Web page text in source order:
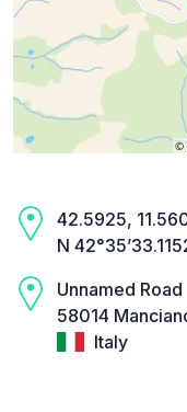
42.5925,
N
Unnamed Road
58014
Italy